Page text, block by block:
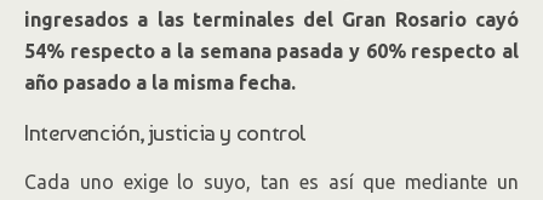
ingresados a las terminales del Gran Rosario cayó
54% respecto a la semana pasada y 60% respecto al
año pasado a la misma fecha.
Intervención, justicia y control
Cada uno exige lo suyo, tan es así que mediante un